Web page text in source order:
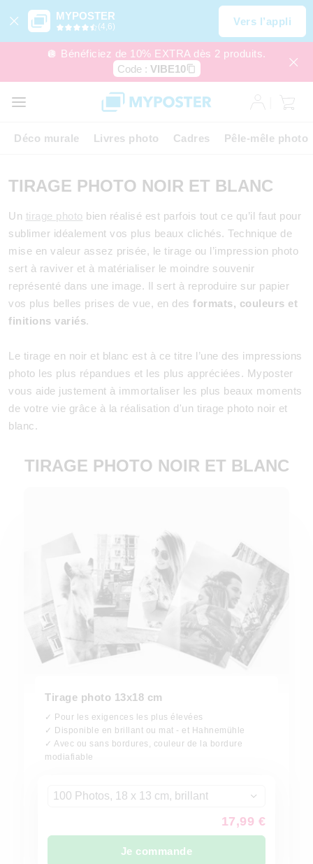
MYPOSTER
(4,6) Vers l’appli
🪩 Bénéficiez de 10% EXTRA dès 2 produits.
Code : VIBE10
Déco murale Livres photo Cadres Pêle-mêle photo
TIRAGE PHOTO NOIR ET BLANC
Un tirage photo bien réalisé est parfois tout ce qu’il faut pour
sublimer idéalement vos plus beaux clichés. Technique de
mise en valeur assez prisée, le tirage ou l’impression photo
sert à raviver et à matérialiser le moindre souvenir
représenté dans une image. Il sert à reproduire sur papier
vos plus belles prises de vue, en des formats, couleurs et
finitions variés.
Le tirage en noir et blanc est à ce titre l’une des impressions
photo les plus répandues et les plus appréciées. Myposter
vous aide justement à immortaliser les plus beaux moments
de votre vie grâce à la réalisation d'un tirage photo noir et
blanc.
TIRAGE PHOTO NOIR ET BLANC
Tirage photo 13x18 cm
✓ Pour les exigences les plus élevées
✓ Disponible en brillant ou mat - et Hahnemühle
✓ Avec ou sans bordures, couleur de la bordure
modiafiable
100 Photos, 18 x 13 cm, brillant
17,99 €
Je commande